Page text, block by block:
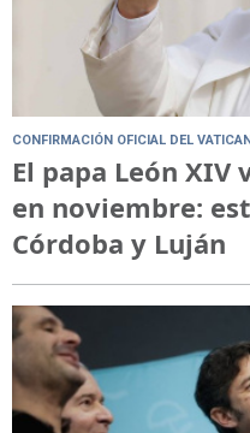
CONFIRMACIÓN OFICIAL DEL
El papa León
en noviembre:
Córdoba y Luján